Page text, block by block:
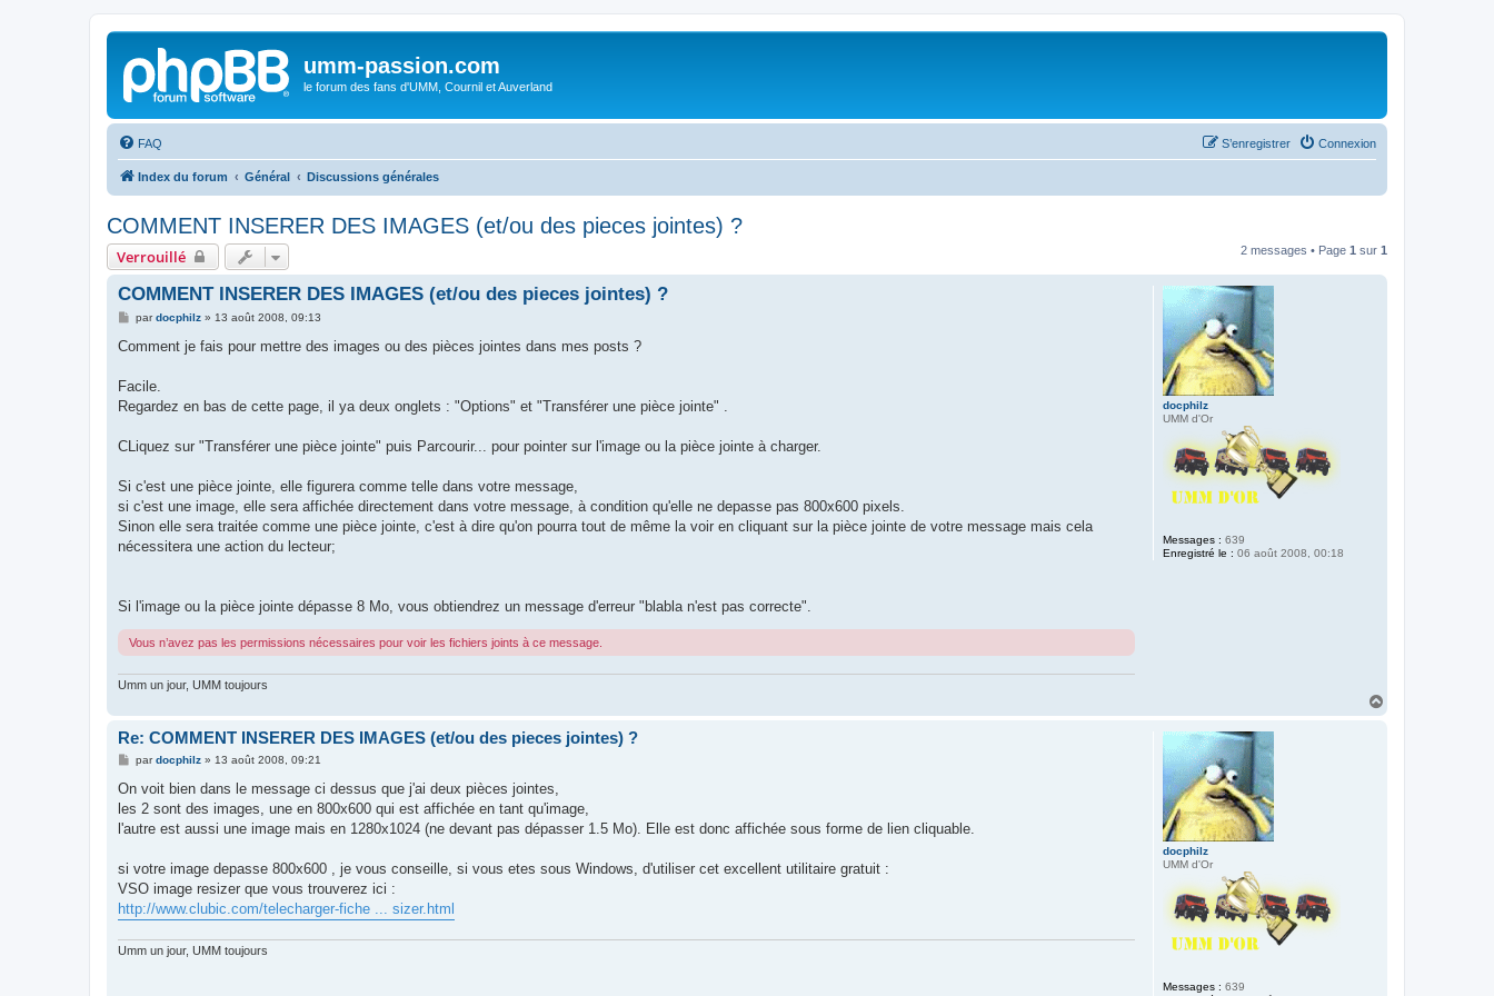
umm-passion.com
le forum des fans d'UMM, Cournil et Auverland
FAQ Connexion
S’enregistrer
Index du forum Général Discussions générales
COMMENT INSERER DES IMAGES (et/ou des pieces jointes) ?
Verrouillé 2 messages • Page 1 sur 1
docphilz
UMM d'Or
Messages : 639
Enregistré le : 06 août 2008, 00:18
COMMENT INSERER DES IMAGES (et/ou des pieces jointes) ?
M
s
g
pardocphilz» 13 août 2008, 09:13
Comment je fais pour mettre des images ou des pièces jointes dans mes posts ?
Facile.
Regardez en bas de cette page, il ya deux onglets : "Options" et "Transférer une pièce jointe" .
CLiquez sur "Transférer une pièce jointe" puis Parcourir... pour pointer sur l'image ou la pièce jointe à charger.
Si c'est une pièce jointe, elle figurera comme telle dans votre message,
si c'est une image, elle sera affichée directement dans votre message, à condition qu'elle ne depasse pas 800x600 pixels.
Sinon elle sera traitée comme une pièce jointe, c'est à dire qu'on pourra tout de même la voir en cliquant sur la pièce jointe de votre message mais cela
nécessitera une action du lecteur;
Si l'image ou la pièce jointe dépasse 8 Mo, vous obtiendrez un message d'erreur "blabla n'est pas correcte".
Vous n’avez pas les permissions nécessaires pour voir les fichiers joints à ce message.
Umm un jour, UMM toujours
docphilz
UMM d'Or
Messages : 639
Re: COMMENT INSERER DES IMAGES (et/ou des pieces jointes) ?
M
s
a
g
pardocphilz» 13 août 2008, 09:21
On voit bien dans le message ci dessus que j'ai deux pièces jointes,
les 2 sont des images, une en 800x600 qui est affichée en tant qu'image,
l'autre est aussi une image mais en 1280x1024 (ne devant pas dépasser 1.5 Mo). Elle est donc affichée sous forme de lien cliquable.
si votre image depasse 800x600 , je vous conseille, si vous etes sous Windows, d'utiliser cet excellent utilitaire gratuit :
VSO image resizer que vous trouverez ici :
http://www.clubic.com/telecharger-fiche ... sizer.html
Umm un jour, UMM toujours